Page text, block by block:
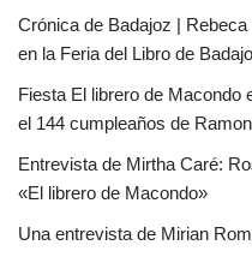
Crónica de Badajoz |
en la Feria del Libro de
Fiesta El librero de Macondo
el 144 cumpleaños de
Entrevista de Mirtha Caré:
«El librero de Macondo»
Una entrevista de Mirian